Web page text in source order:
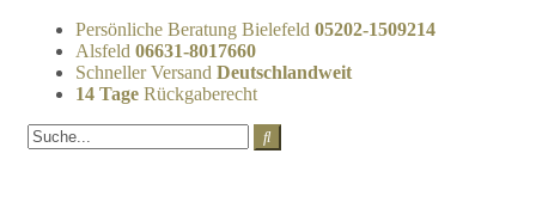
Persönliche Beratung Bielefeld 05202-1509214
Alsfeld 06631-8017660
Schneller Versand Deutschlandweit
14 Tage Rückgaberecht